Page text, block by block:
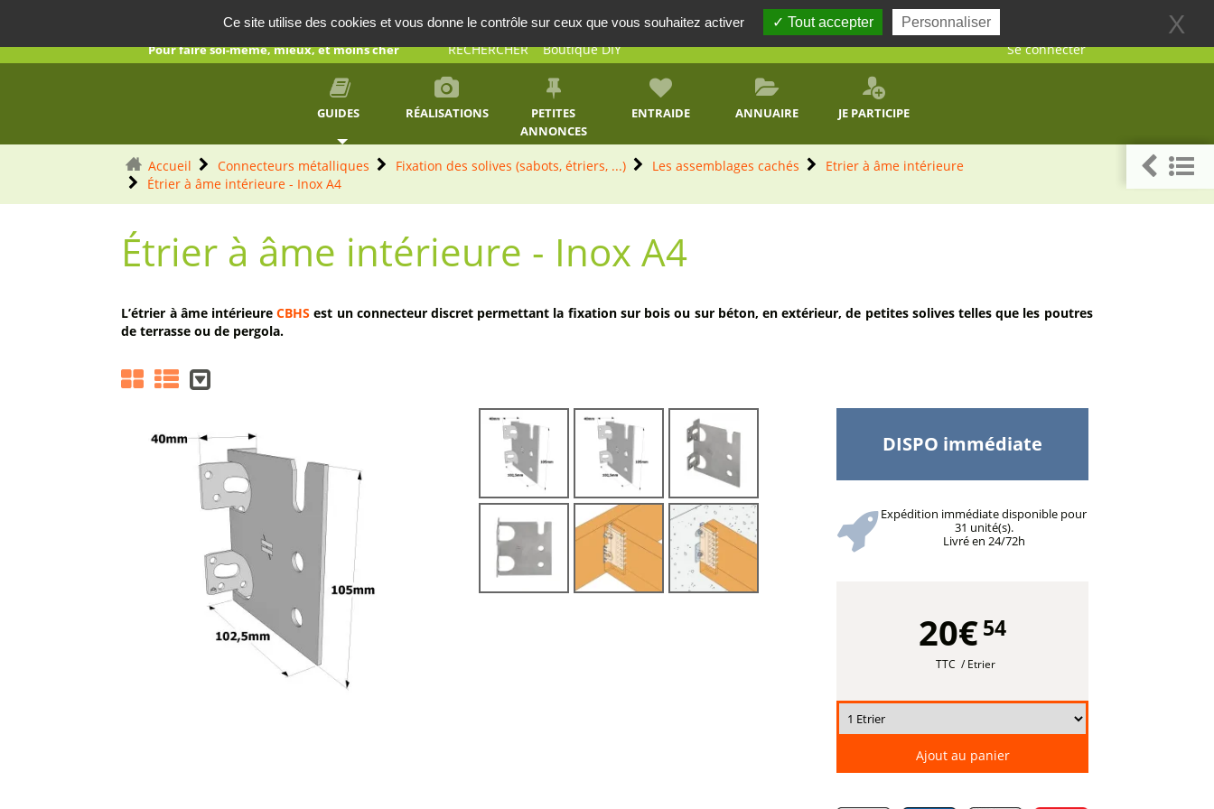
Pour faire soi-même, mieux, et moins cher
AUTOCONSTRUCTION
RECHERCHER Boutique DIY Se connecter
GUIDES RÉALISATIONS
PETITES
ANNONCES
ENTRAIDE ANNUAIRE JE PARTICIPE
Accueil Connecteurs métalliques Fixation des solives (sabots, étriers, ...) Les assemblages cachés
Etrier à âme intérieure
Étrier à âme intérieure - Inox A4
Étrier à âme intérieure - Inox A4
L’étrier à âme intérieureCBHS est un connecteur discret permettant la fixation sur bois ou sur béton, en extérieur, de petites solives telles que les poutres
de terrasse ou de pergola.
DISPO immédiate
Expédition immédiate disponible pour
31 unité(s).
Livré en 24/72h
20€54
TTC / Etrier
Ajout au panier
Ce site utilise des cookies et vous donne le contrôle sur ceux que vous souhaitez activer Tout accepter Personnaliser X